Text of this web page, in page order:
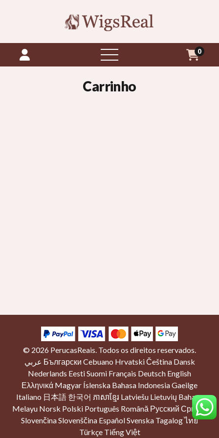
abrir
menu
0
Carrinho
© 2026 PerucasReais. Todos os direitos reservados.
عربي Български Cebuano HrvatskiČeština Dansk
Nederlands EestiSuomi Français Deutsch English
Ελληνικά Magyar Íslenska Bahasa IndonesiaGaeilge
Italiano 日本語 한국어 ភាសាខ្មែរ Latviešu Lietuvių Bahasa
Melayu Norsk Polski Português Română Русский Српски
SlovenčinaSlovenščina EspañolSvenska Tagalogไทย
Türkçe Tiếng Việt